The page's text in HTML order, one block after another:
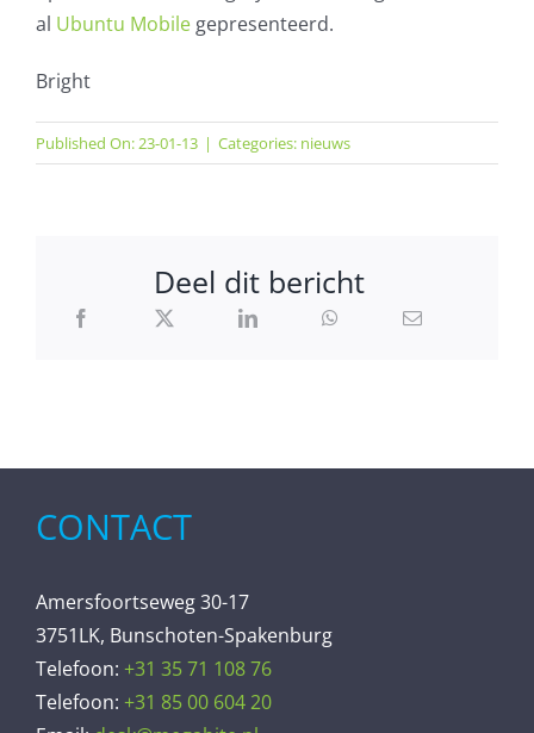
al Ubuntu Mobilegepresenteerd.
Bright
Published On: 23-01-13 | Categories: nieuws
Deel dit bericht
CONTACT
Amersfoortseweg 30-17
3751LK, Bunschoten-Spakenburg
Telefoon: +31 35 71 108 76
Telefoon: +31 85 00 604 20